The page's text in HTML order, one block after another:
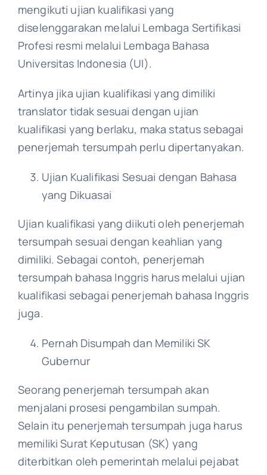
mengikuti ujian kualifikasi yang
diselenggarakan melalui Lembaga Sertifikasi
Profesi resmi melalui Lembaga Bahasa
Universitas Indonesia (UI).
Artinya jika ujian kualifikasi yang dimiliki
translator tidak sesuai dengan ujian
kualifikasi yang berlaku, maka status sebagai
penerjemah tersumpah perlu dipertanyakan.
Ujian Kualifikasi Sesuai dengan Bahasa
yang Dikuasai
Ujian kualifikasi yang diikuti oleh penerjemah
tersumpah sesuai dengan keahlian yang
dimiliki. Sebagai contoh, penerjemah
tersumpah bahasa Inggris harus melalui ujian
kualifikasi sebagai penerjemah bahasa Inggris
juga.
Pernah Disumpah dan Memiliki SK
Gubernur
Seorang penerjemah tersumpah akan
menjalani prosesi pengambilan sumpah.
Selain itu penerjemah tersumpah juga harus
memiliki Surat Keputusan (SK) yang
diterbitkan oleh pemerintah melalui pejabat